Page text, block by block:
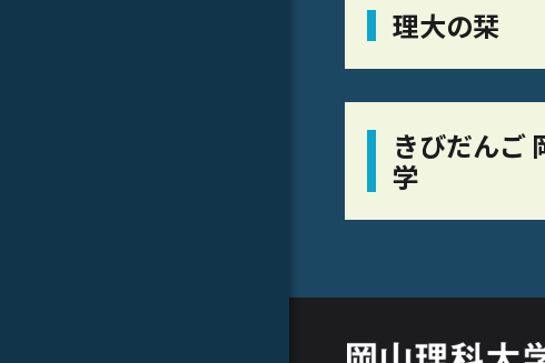
理大の栞
きびだんご
学